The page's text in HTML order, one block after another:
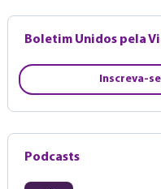
Boletim Unidos pela
Inscreva-
Podcasts